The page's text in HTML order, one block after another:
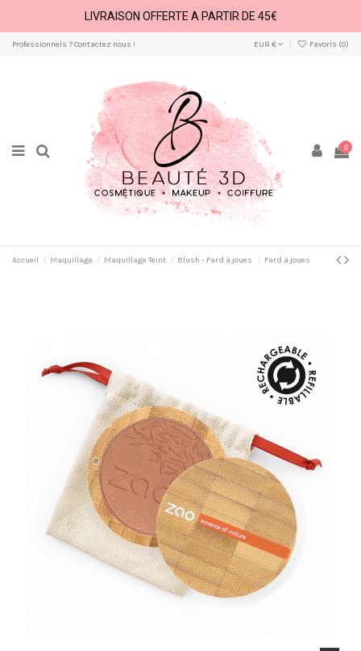
LIVRAISON OFFERTE A PARTIR DE 45€
Professionnels ? Contactez nous ! EUR € Favoris (0)
0
Accueil Maquillage Maquillage Teint Blush - Fard à joues Fard à joues